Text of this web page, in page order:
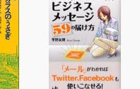
形式で認知症の人に
紹介します。
40年間にわたって認知
。
まくコミュニケーショ